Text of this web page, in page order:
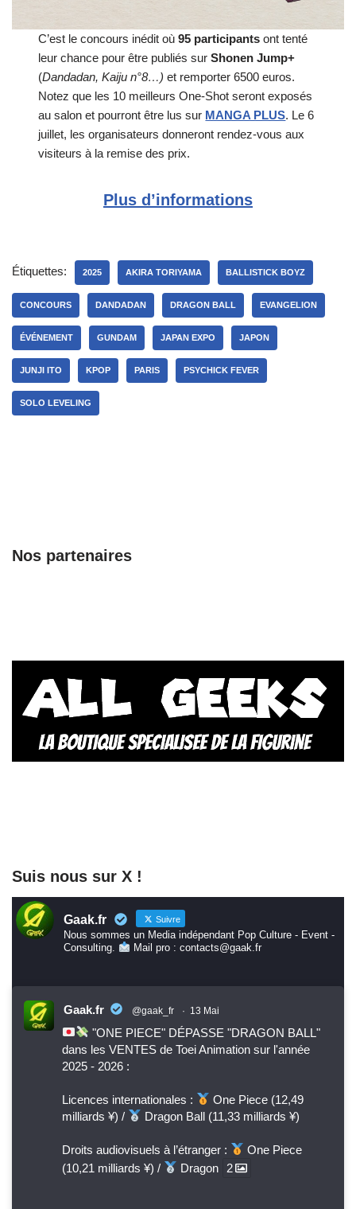
C’est le concours inédit où95 participants ont tenté
leur chance pour être publiés surShonen Jump+
(Dandadan, Kaiju n°8…) et remporter 6500 euros.
Notez que les 10 meilleurs One-Shot seront exposés
au salon et pourront être lus sur MANGA PLUS. Le 6
juillet, les organisateurs donneront rendez-vous aux
visiteurs à la remise des prix.
Plus d’informations
Étiquettes: 2025 AKIRA TORIYAMA BALLISTICK BOYZ
CONCOURS DANDADAN DRAGON BALL EVANGELION
ÉVÉNEMENT GUNDAM JAPAN EXPO JAPON
JUNJI ITO KPOP PARIS PSYCHICK FEVER
SOLO LEVELING
Nos partenaires
Suis nous sur X !
Gaak.fr Suivre
Nous sommes un Media indépendant Pop Culture - Event -
Consulting.
Mail pro : contacts@gaak.fr
Gaak.fr @gaak_fr · 13 Mai
"ONE PIECE" DÉPASSE "DRAGON BALL"
dans les VENTES de Toei Animation sur l'année
2025 - 2026 :
Licences internationales :
One Piece (12,49
milliards ¥) /
Dragon Ball (11,33 milliards ¥)
Droits audiovisuels à l’étranger :
One Piece
(10,21 milliards ¥) /
Dragon 2